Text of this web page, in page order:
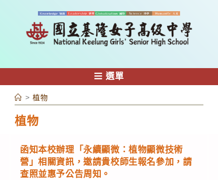
容
選單
植物
> 植物
函知本校辦理「永續顯微：植物顯微技術
營」相關資訊，邀請貴校師生報名參加，請
查照並惠予公告周知。